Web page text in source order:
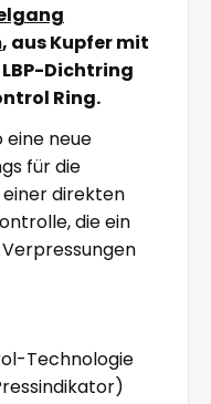
, aus Kupfer mit
Dichtring
Ring.
eine neue
für die
direkten
die ein
Technologie